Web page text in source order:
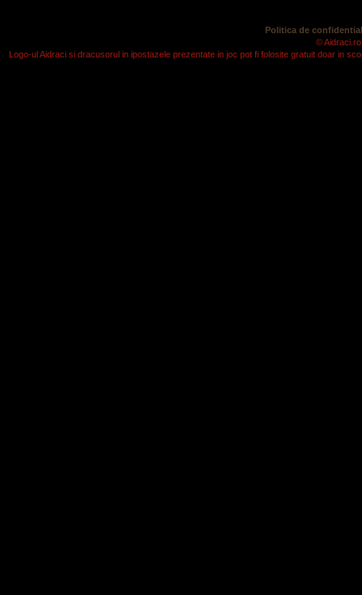
Politica de
©
Logo-ul Aidraci si dracusorul in ipostazele prezentate in joc pot fi folosite gratuit doar in